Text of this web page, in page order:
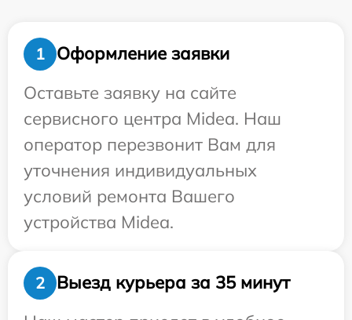
1
Оформление заявки
Оставьте заявку на сайте
сервисного центра Midea. Наш
оператор перезвонит Вам для
уточнения индивидуальных
условий ремонта Вашего
устройства Midea.
2
Выезд курьера за 35 минут